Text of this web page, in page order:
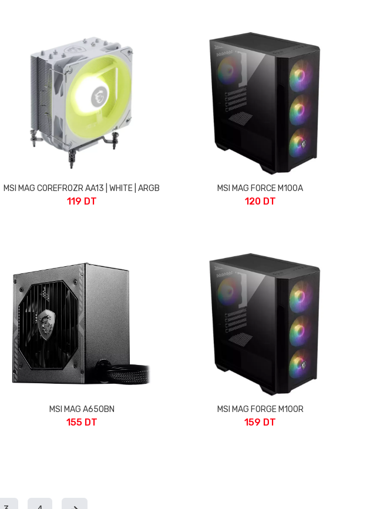
MSI MAG COREFROZR AA13 | WHITE | ARGB
119 DT
MSI MAG FORCE M100A
120 DT
MSI MAG A650BN
155 DT
MSI MAG FORGE M100R
159 DT